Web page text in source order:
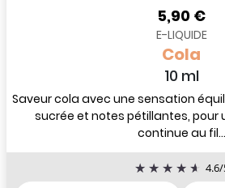
5,90 €
E-LIQUIDE
Cola
10 ml
Saveur cola avec une sensation
sucrée et notes pétillantes, pour
continue au fil...
4.6/